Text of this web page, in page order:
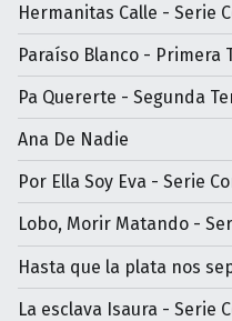
Hermanitas Calle - Serie
Paraíso Blanco - Primera
Pa Quererte - Segunda
Ana De Nadie
Por Ella Soy Eva - Serie
Lobo, Morir Matando -
Hasta que la plata nos
La esclava Isaura - Serie